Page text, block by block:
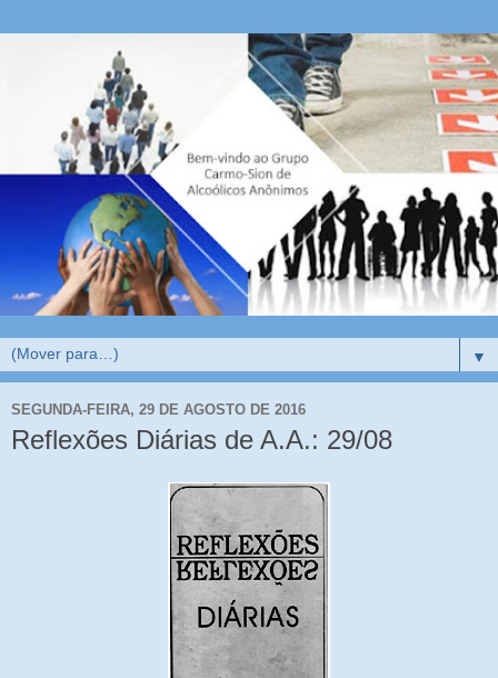
▼
SEGUNDA-FEIRA, 29 DE AGOSTO DE 2016
Reflexões Diárias de A.A.: 29/08